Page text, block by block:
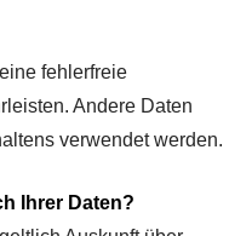
fehlerfreie
Andere Daten
verwendet werden.
Ihrer Daten?